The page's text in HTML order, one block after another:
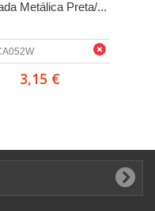
Metálica Preta/...
3,15 €